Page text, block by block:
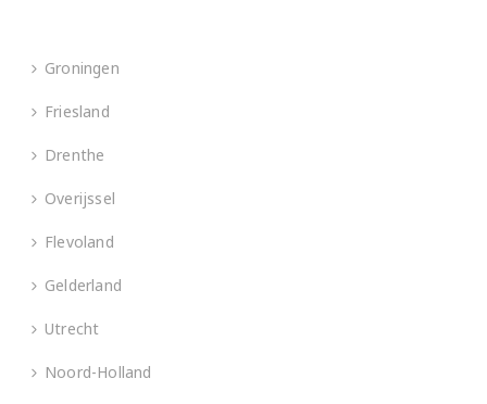
Groningen
Friesland
Drenthe
Overijssel
Flevoland
Gelderland
Utrecht
Noord-Holland